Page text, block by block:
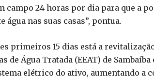
campo 24 horas por dia para que a
nas suas casas”, pontua.
primeiros 15 dias está a
de Água Tratada (EEAT) de
elétrico do ativo, aumentando a